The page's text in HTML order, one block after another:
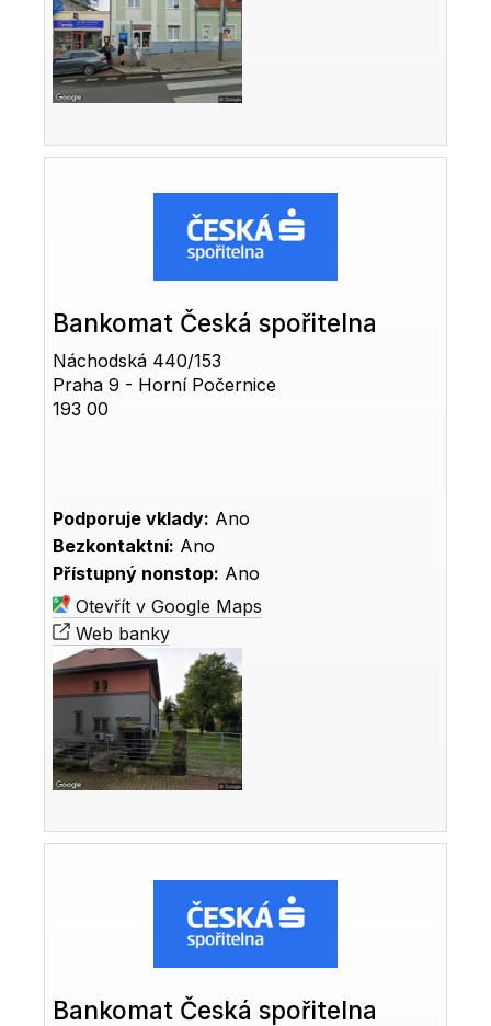
Bankomat Česká spořitelna
Náchodská 440/153
Praha 9 - Horní Počernice
193 00
Podporuje vklady: Ano
Bezkontaktní: Ano
Přístupný nonstop: Ano
Otevřít v Google Maps
Web banky
Bankomat Česká spořitelna